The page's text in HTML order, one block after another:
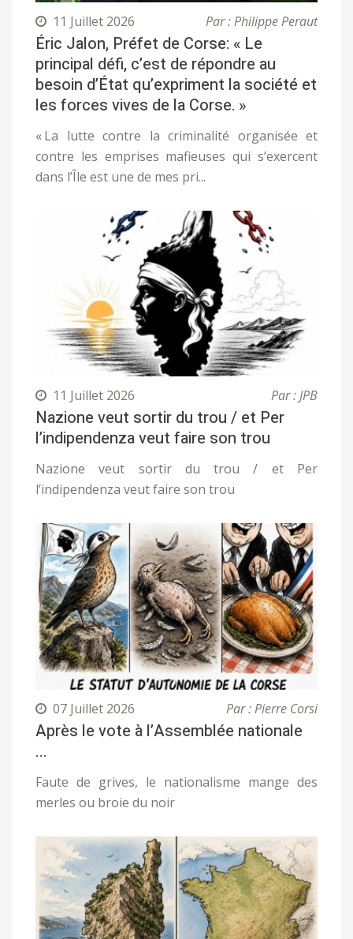
11 Juillet 2026 Par : Philippe Peraut
Éric Jalon, Préfet de Corse: « Le
principal défi, c’est de répondre au
besoin d’État qu’expriment la société et
les forces vives de la Corse. »
« La lutte contre la criminalité organisée et
contre les emprises mafieuses qui s’exercent
dans l’Île est une de mes pri...
11 Juillet 2026 Par : JPB
Nazione veut sortir du trou / et Per
l’indipendenza veut faire son trou
Nazione veut sortir du trou / et Per
l’indipendenza veut faire son trou
07 Juillet 2026 Par : Pierre Corsi
Après le vote à l’Assemblée nationale
...
Faute de grives, le nationalisme mange des
merles ou broie du noir